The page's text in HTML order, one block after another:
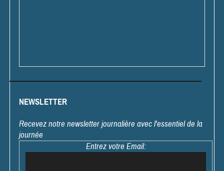
NEWSLETTER
Recevez notre newsletter journalière avec l'essentiel de la
journée
Entrez votre Email: